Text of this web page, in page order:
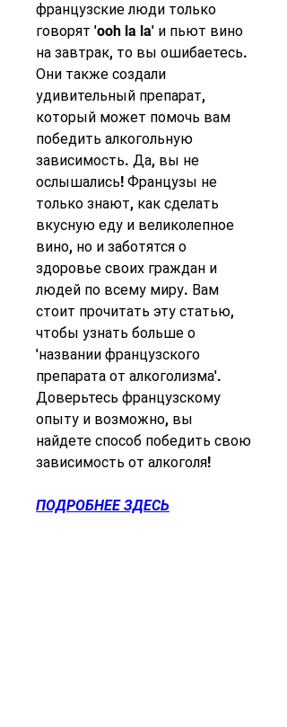
французские люди только
говорят 'ooh la la' и пьют вино
на завтрак, то вы ошибаетесь.
Они также создали
удивительный препарат,
который может помочь вам
победить алкогольную
зависимость. Да, вы не
ослышались! Французы не
только знают, как сделать
вкусную еду и великолепное
вино, но и заботятся о
здоровье своих граждан и
людей по всему миру. Вам
стоит прочитать эту статью,
чтобы узнать больше о
'названии французского
препарата от алкоголизма'.
Доверьтесь французскому
опыту и возможно, вы
найдете способ победить свою
зависимость от алкоголя!
ПОДРОБНЕЕ ЗДЕСЬ